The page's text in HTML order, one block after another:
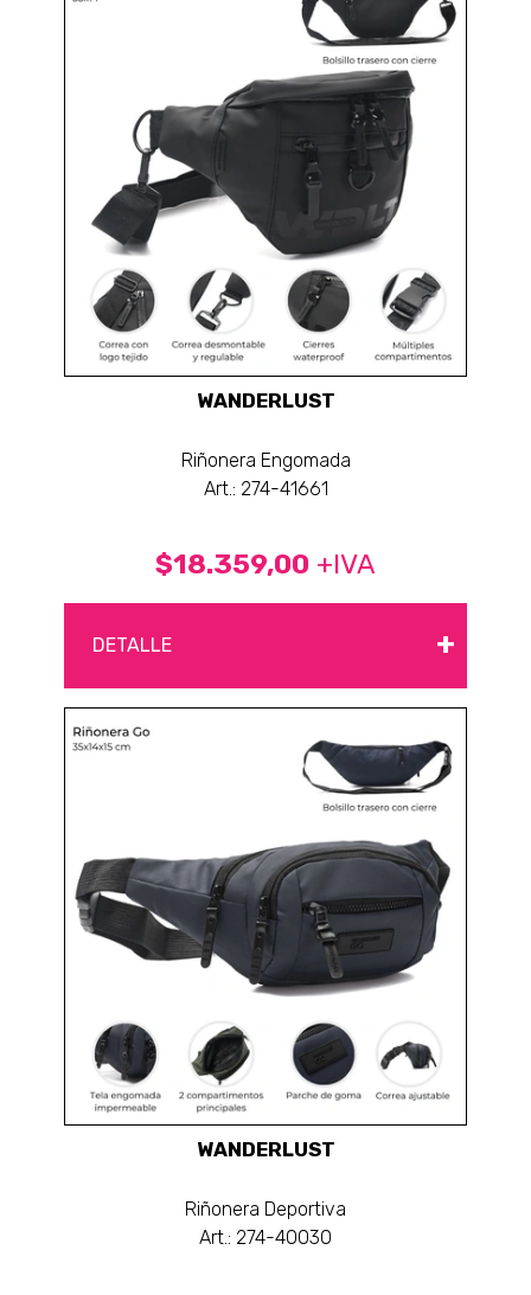
WANDERLUST
Riñonera Engomada
Art.: 274-41661
$18.359,00 +IVA
DETALLE +
WANDERLUST
Riñonera Deportiva
Art.: 274-40030